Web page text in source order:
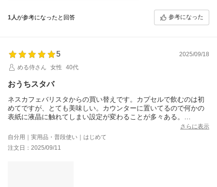
?付属のグラスの保温性能について
?懸念点
カプセルの入れ替えの時などに、タッチセンサーを誤操作するこ
慣れが必要です。
Wi-Fiを通じてコーヒーの抽出が出来ますが
反応が悪く実用は不可能なレベルです
(手でやった方が圧倒的に速いし楽)
ポイントのレートがジンバブエレベルなので
コーヒーの抽出でポイント稼ぎは諦めた方が良いです
1人が参考になったと回答 参考になった
5
2025/09/18
める侍さん
女性 40代
おうちスタバ
ネスカフェバリスタからの買い替えです。カプセルで飲むのは初
めてですが、とても美味しい。カウンターに置いてるので何かの
表紙に液晶に触れてしまい設定が変わることが多々ある。
子供が触れて熱湯が出てこないかが、少し不安であるが、コンパ
クトでスタイリッシュがお気に入り。
思ったより小ぶりで場所も取らなかったです。付属のマグカップ
も、気に入りました♪
さらに表示
自分用｜実用品・普段使い｜はじめて
注文日：2025/09/11